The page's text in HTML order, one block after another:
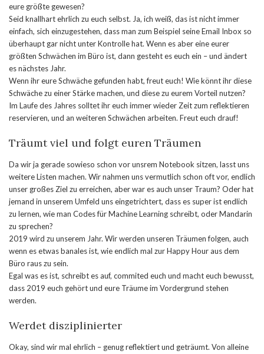
eure größte gewesen?
Seid knallhart ehrlich zu euch selbst. Ja, ich weiß, das ist nicht immer
einfach, sich einzugestehen, dass man zum Beispiel seine Email Inbox so
überhaupt gar nicht unter Kontrolle hat. Wenn es aber eine eurer
größten Schwächen im Büro ist, dann gesteht es euch ein – und ändert
es nächstes Jahr.
Wenn ihr eure Schwäche gefunden habt, freut euch! Wie könnt ihr diese
Schwäche zu einer Stärke machen, und diese zu eurem Vorteil nutzen?
Im Laufe des Jahres solltet ihr euch immer wieder Zeit zum reflektieren
reservieren, und an weiteren Schwächen arbeiten. Freut euch drauf!
Träumt viel und folgt euren Träumen
Da wir ja gerade sowieso schon vor unsrem Notebook sitzen, lasst uns
weitere Listen machen. Wir nahmen uns vermutlich schon oft vor, endlich
unser großes Ziel zu erreichen, aber war es auch unser Traum? Oder hat
jemand in unserem Umfeld uns eingetrichtert, dass es super ist endlich
zu lernen, wie man Codes für Machine Learning schreibt, oder Mandarin
zu sprechen?
2019 wird zu unserem Jahr. Wir werden unseren Träumen folgen, auch
wenn es etwas banales ist, wie endlich mal zur Happy Hour aus dem
Büro raus zu sein.
Egal was es ist, schreibt es auf, commited euch und macht euch bewusst,
dass 2019 euch gehört und eure Träume im Vordergrund stehen
werden.
Werdet disziplinierter
Okay, sind wir mal ehrlich – genug reflektiert und geträumt. Von alleine